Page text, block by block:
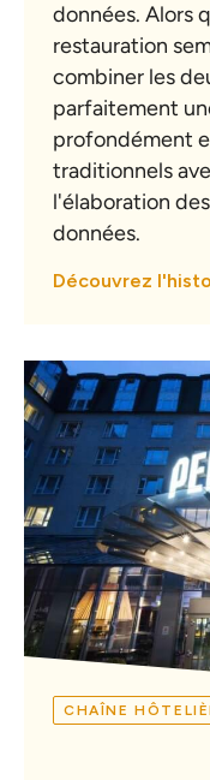
données. Alors
restauration
combiner les
parfaitement
profondément
traditionnels
l'élaboration
données.
Découvrez
CHAÎNE